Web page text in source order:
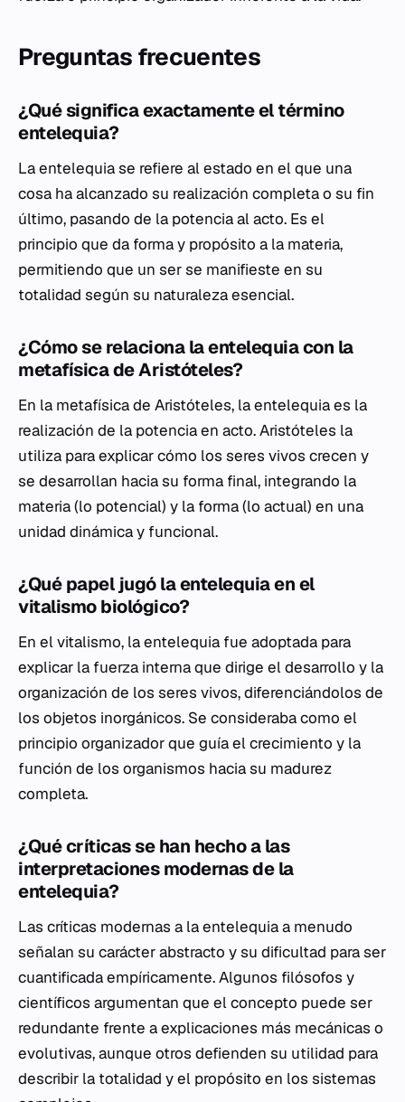
Preguntas frecuentes
¿Qué significa exactamente el término
entelequia?
La entelequia se refiere al estado en el que una
cosa ha alcanzado su realización completa o su fin
último, pasando de la potencia al acto. Es el
principio que da forma y propósito a la materia,
permitiendo que un ser se manifieste en su
totalidad según su naturaleza esencial.
¿Cómo se relaciona la entelequia con la
metafísica de Aristóteles?
En la metafísica de Aristóteles, la entelequia es la
realización de la potencia en acto. Aristóteles la
utiliza para explicar cómo los seres vivos crecen y
se desarrollan hacia su forma final, integrando la
materia (lo potencial) y la forma (lo actual) en una
unidad dinámica y funcional.
¿Qué papel jugó la entelequia en el
vitalismo biológico?
En el vitalismo, la entelequia fue adoptada para
explicar la fuerza interna que dirige el desarrollo y la
organización de los seres vivos, diferenciándolos de
los objetos inorgánicos. Se consideraba como el
principio organizador que guía el crecimiento y la
función de los organismos hacia su madurez
completa.
¿Qué críticas se han hecho a las
interpretaciones modernas de la
entelequia?
Las críticas modernas a la entelequia a menudo
señalan su carácter abstracto y su dificultad para ser
cuantificada empíricamente. Algunos filósofos y
científicos argumentan que el concepto puede ser
redundante frente a explicaciones más mecánicas o
evolutivas, aunque otros defienden su utilidad para
describir la totalidad y el propósito en los sistemas